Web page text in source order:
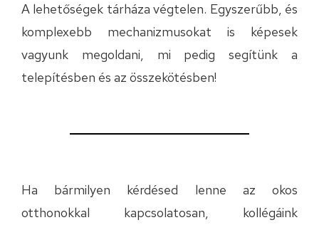
A lehetőségek tárháza végtelen. Egyszerűbb, és
komplexebb mechanizmusokat is képesek
vagyunk megoldani, mi pedig segítünk a
telepítésben és az összekötésben!
Ha bármilyen kérdésed lenne az okos
otthonokkal kapcsolatosan, kollégáink